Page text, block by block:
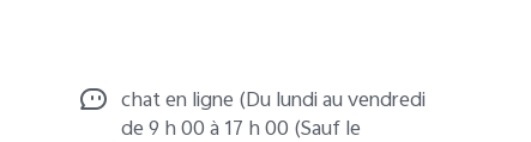
chat en ligne (Du lundi au vendredi
de 9 h 00 à 17 h 00 (Sauf le